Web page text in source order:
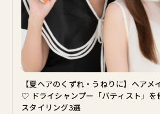
【夏ヘアのくずれ・うねりに】ヘアメ
♡ ドライシャンプー「バティスト」を
スタイリング3選